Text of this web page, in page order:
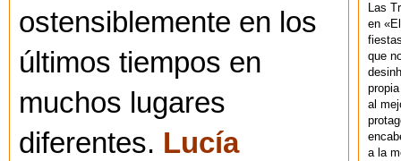
ostensiblemente en los
últimos tiempos en
muchos lugares
diferentes. Lucía
Las
en
que
al
a la